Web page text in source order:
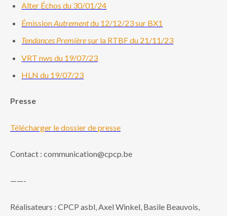
Alter Échos du 30/01/24
ÉmissionAutrementdu 12/12/23 sur BX1
Tendances Premièresur la RTBF du 21/11/23
VRT nws du 19/07/23
HLN du 19/07/23
Presse
Télécharger le dossier de presse
Contact : communication@cpcp.be
——-
Réalisateurs : CPCP asbl, Axel Winkel, Basile Beauvois,